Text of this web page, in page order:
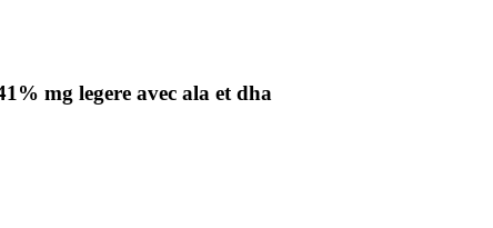
mg legere avec ala et dha